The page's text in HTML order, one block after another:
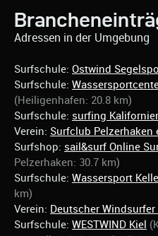
Adressen in der Umgebung
Surfschule: Ostwind
Surfschule:
(Heiligenhafen: 20.8 km)
Surfschule: surfing
Verein: Surfclub Pelzerhaken
Surfshop: sail&surf Online
Pelzerhaken: 30.7 km)
Surfschule: Wassersport
km)
Verein: Deutscher Windsurfer
Surfschule: WESTWIND Kiel